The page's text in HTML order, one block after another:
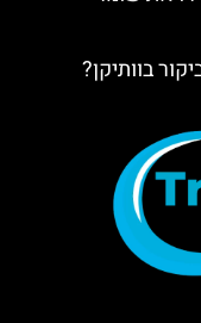
בוותיקן?